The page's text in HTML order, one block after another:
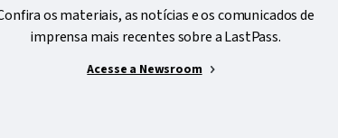
os materiais, as notícias e os comunicados de
imprensa mais recentes sobre a LastPass.
Acesse a Newsroom